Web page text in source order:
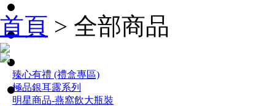
首頁 > 全部商品
臻心有禮 (禮盒專區)
極品銀耳露系列
明星商品-燕窩飲大瓶裝